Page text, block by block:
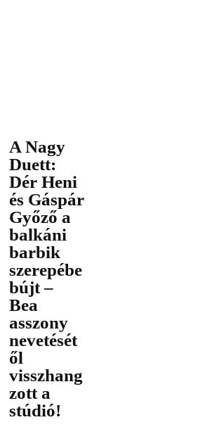
A Nagy
Duett:
Dér Heni
és Gáspár
Győző a
balkáni
barbik
szerepébe
bújt –
Bea
asszony
nevetését
ől
visszhang
zott a
stúdió!